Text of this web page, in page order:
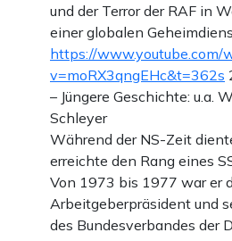
und der Terror der RAF in
einer globalen
https://www.youtube.com/
v=moRX3qngEHc&t=362s
– Jüngere Geschichte: u.a.
Schleyer
Während der NS-Zeit
erreichte den Rang eines
Von 1973 bis 1977 war er
Arbeitgeberpräsident und
des Bundesverbandes der